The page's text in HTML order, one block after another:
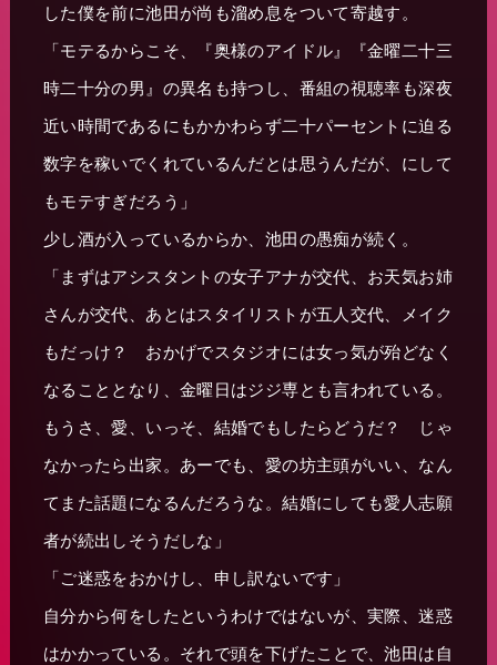
した僕を前に池田が尚も溜め息をついて寄越す。
「モテるからこそ、『奥様のアイドル』『金曜二十三
時二十分の男』の異名も持つし、番組の視聴率も深夜
近い時間であるにもかかわらず二十パーセントに迫る
数字を稼いでくれているんだとは思うんだが、にして
もモテすぎだろう」
少し酒が入っているからか、池田の愚痴が続く。
「まずはアシスタントの女子アナが交代、お天気お姉
さんが交代、あとはスタイリストが五人交代、メイク
もだっけ？ おかげでスタジオには女っ気が殆どなく
なることとなり、金曜日はジジ専とも言われている。
もうさ、愛、いっそ、結婚でもしたらどうだ？ じゃ
なかったら出家。あーでも、愛の坊主頭がいい、なん
てまた話題になるんだろうな。結婚にしても愛人志願
者が続出しそうだしな」
「ご迷惑をおかけし、申し訳ないです」
自分から何をしたというわけではないが、実際、迷惑
はかかっている。それで頭を下げたことで、池田は自